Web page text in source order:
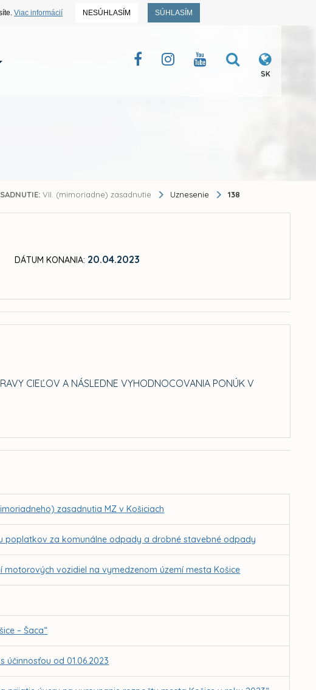
Viac informácií NESÚHLASÍM SÚHLASÍM
SK
VII. (mimoriadne) zasadnutie Uznesenie 138
DÁTUM KONANIA: 20.04.2023
CIEĽOV A NÁSLEDNE VYHODNOCOVANIA PONÚK V
zasadnutia MZ v Košiciach
poplatkov za komunálne odpady a drobné stavebné odpady
vozidiel na vymedzenom území mesta Košice
– Šaca“
účinnosťou od 01.06.2023